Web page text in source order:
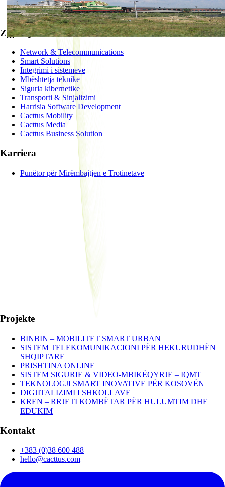
SUCCESSFUL
Zgjidhje
Network & Telecommunications
Smart Solutions
Integrimi i sistemeve
Mbështetja teknike
Siguria kibernetike
Transporti & Sinjalizimi
Harrisia Software Development
Cacttus Mobility
Cacttus Media
Cacttus Business Solution
Karriera
Punëtor për Mirëmbajtjen e Trotinetave
Projekte
BINBIN – MOBILITET SMART URBAN
SISTEM TELEKOMUNIKACIONI PËR HEKURUDHËN
SHQIPTARE
PRISHTINA ONLINE
SISTEM SIGURIE & VIDEO-MBIKËQYRJE – IQMT
TEKNOLOGJI SMART INOVATIVE PËR KOSOVËN
DIGJITALIZIMI I SHKOLLAVE
KREN – RRJETI KOMBËTAR PËR HULUMTIM DHE
EDUKIM
Kontakt
+383 (0)38 600 488
hello@cacttus.com